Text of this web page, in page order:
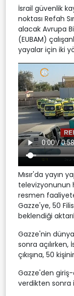
İsrail güvenlik
noktası Refah
alacak Avrupa
(EUBAM)
yayalar için iki
Mısır'da yayın
televizyonunun
resmen
Gazze'ye, 50
beklendiği
Gazze'nin
sonra açılırken,
çıkışına, 50
Gazze'den giriş-
verdikten sonra